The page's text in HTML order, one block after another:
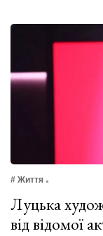
# Життя
Луцька
від відомої